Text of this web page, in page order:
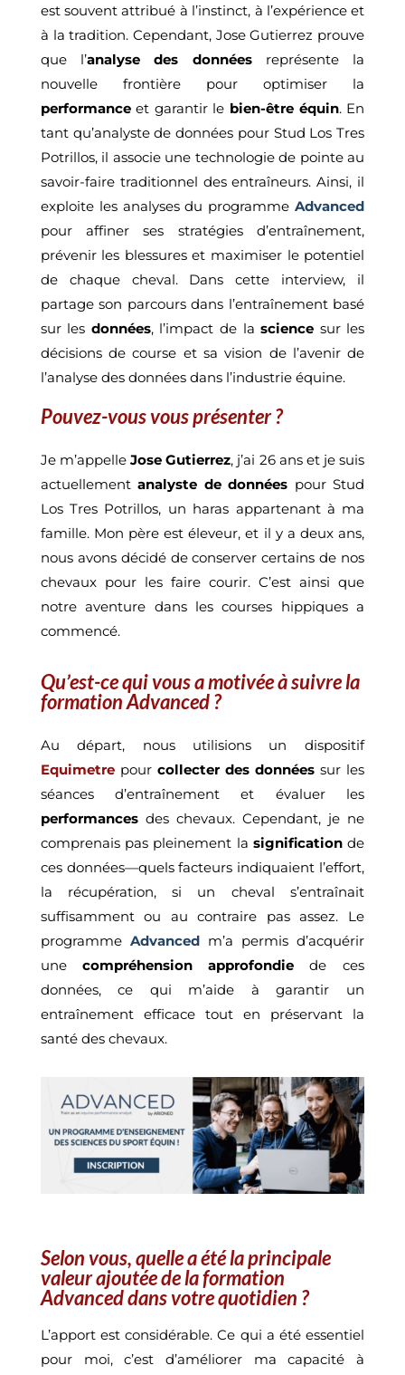
est souvent attribué à l’instinct, à l’expérience et
à la tradition. Cependant, Jose Gutierrez prouve
que l’analyse des donnéesreprésente la
nouvelle frontière pour optimiser la
performanceet garantir le bien-être équin. En
tant qu’analyste de données pour Stud Los Tres
Potrillos, il associe une technologie de pointe au
savoir-faire traditionnel des entraîneurs. Ainsi, il
exploite les analyses du programme Advanced
pour affiner ses stratégies d’entraînement,
prévenir les blessures et maximiser le potentiel
de chaque cheval. Dans cette interview, il
partage son parcours dans l’entraînement basé
sur les données, l’impact de lascience sur les
décisions de course et sa vision de l’avenir de
l’analyse des données dans l’industrie équine.
Pouvez-vous vous présenter ?
Je m’appelleJose Gutierrez, j’ai 26 ans et je suis
actuellementanalyste de données pour Stud
Los Tres Potrillos, un haras appartenant à ma
famille. Mon père est éleveur, et il y a deux ans,
nous avons décidé de conserver certains de nos
chevaux pour les faire courir. C’est ainsi que
notre aventure dans les courses hippiques a
commencé.
Qu’est-ce qui vous a motivée à suivre la
formation Advanced ?
Au départ, nous utilisions un dispositif
Equimetre pour collecter des donnéessur les
séances d’entraînement et évaluer les
performancesdes chevaux. Cependant, je ne
comprenais pas pleinement la significationde
ces données—quels facteurs indiquaient l’effort,
la récupération, si un cheval s’entraînait
suffisamment ou au contraire pas assez. Le
programme Advancedm’a permis d’acquérir
une compréhension approfondiede ces
données, ce qui m’aide à garantir un
entraînement efficace tout en préservant la
santé des chevaux.
Selon vous, quelle a été la principale
valeur ajoutée de la formation
Advanced dans votre quotidien ?
L’apport est considérable. Ce qui a été essentiel
pour moi, c’est d’améliorer ma capacité à